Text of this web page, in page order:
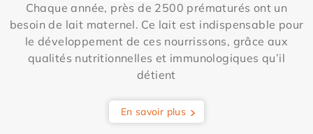
Chaque année, près de 2500 prématurés ont un
besoin de lait maternel. Ce lait est indispensable pour
le développement de ces nourrissons, grâce aux
qualités nutritionnelles et immunologiques qu’il
détient
En savoir plus